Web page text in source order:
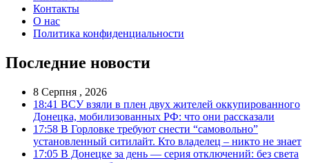
Контакты
О нас
Политика конфиденциальности
Последние новости
8 Серпня , 2026
18:41 ВСУ взяли в плен двух жителей оккупированного
Донецка, мобилизованных РФ: что они рассказали
17:58 В Горловке требуют снести “самовольно”
установленный ситилайт. Кто владелец – никто не знает
17:05 В Донецке за день — серия отключений: без света